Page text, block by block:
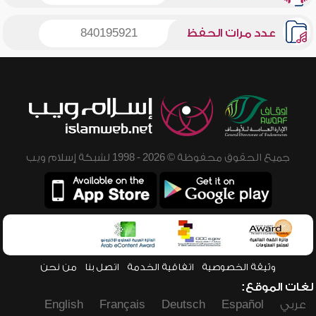
عدد مرات الحفظ 840195921
جميع الحقوق محفوظة © 2026 - 1998 لشبكة إسلام ويب
وثيقة الخصوصية اتفاقية الخدمة اتصل بنا من نحن
لغات الموقع:
عربي
Español
Deutsch
Français
English